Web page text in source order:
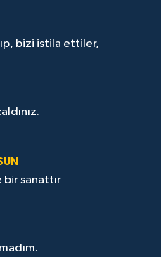
bizi istila ettiler,
sanattır